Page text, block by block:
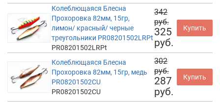
Колеблющаяся Блесна
Прохоровка 82мм, 15гр,
лимон/ красный/ черные
треугольники PR08201502LRPt
PR08201502LRPt
342
руб.
325
руб.
Купить
Колеблющаяся Блесна
Прохоровка 82мм, 15гр, медь
PR08201502CU
PR08201502CU
302
руб.
287
руб.
Купить